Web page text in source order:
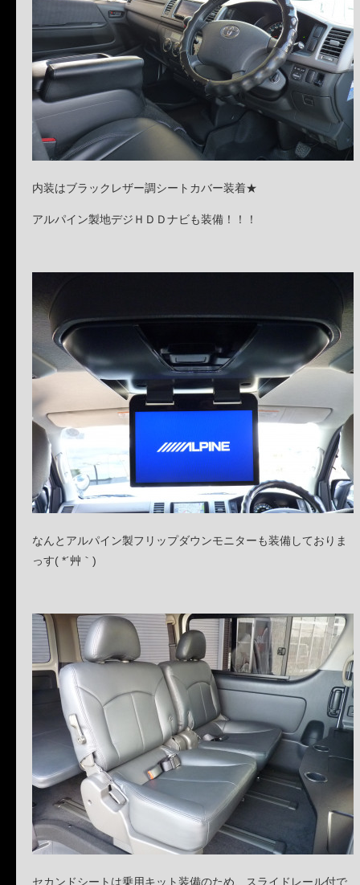
内装はブラックレザー調シートカバー装着★
アルパイン製地デジＨＤＤナビも装備！！！
なんとアルパイン製フリップダウンモニターも装備しておりま
っす( *´艸｀)
セカンドシートは乗用キット装備のため、スライドレール付で